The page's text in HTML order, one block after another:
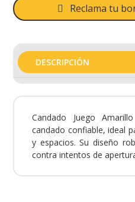
Reclama tu
DESCRIPCIÓN
Candado Juego
candado confiable, ideal
y espacios. Su diseño
contra intentos de